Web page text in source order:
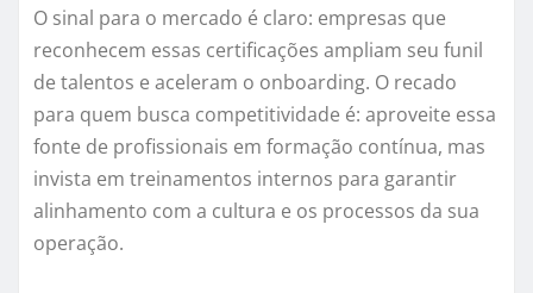
O sinal para o mercado é claro: empresas que
reconhecem essas certificações ampliam seu funil
de talentos e aceleram o onboarding. O recado
para quem busca competitividade é: aproveite essa
fonte de profissionais em formação contínua, mas
invista em treinamentos internos para garantir
alinhamento com a cultura e os processos da sua
operação.